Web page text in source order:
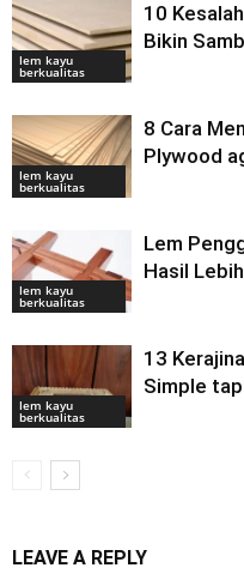
lem kayu
berkualitas
10
Bikin
lem kayu
berkualitas
8 Cara
Plywood
lem kayu
berkualitas
Lem
Hasil
lem kayu
berkualitas
13
Simple
LEAVE A REPLY